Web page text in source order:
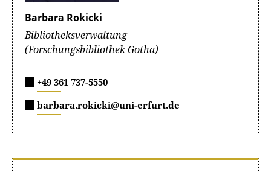
Barbara Rokicki
Bibliotheksverwaltung
(Forschungsbibliothek Gotha)
+49 361 737-5550
barbara.rokicki@uni-erfurt.de